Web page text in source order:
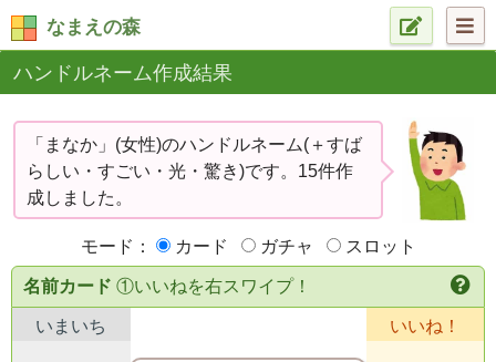
なまえの森
ハンドルネーム作成結果
「まなか」(女性)のハンドルネーム(＋すば
らしい・すごい・光・驚き)です。15件作
成しました。
モード： カード ガチャ スロット
名前カード ①いいねを右スワイプ！
いまいち いいね！